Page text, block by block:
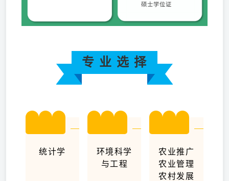
专 业 选 择
统计学
环境科学
与工程
农业推广
农业管理
农村发展